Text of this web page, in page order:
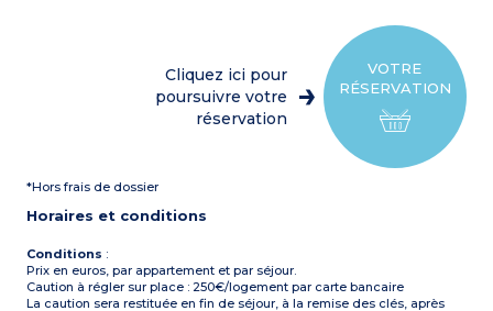
1 chambre avec 1 lit double
2 chambres avec 2 lits
Salle de bain avec douche
parasol et éclairage
VOTRE
RÉSERVATION
Cliquez ici pour
poursuivre votre
réservation
*Hors frais de dossier
Horaires et conditions
Conditions :
Prix en euros, par appartement et par séjour.
Caution à régler sur place : 250€/logement par carte bancaire
La caution sera restituée en fin de séjour, à la remise des clés, après